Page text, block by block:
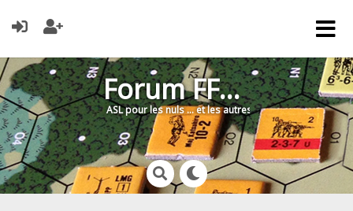
Forum FFL-ASL
ASL pour les nuls … et les autres !